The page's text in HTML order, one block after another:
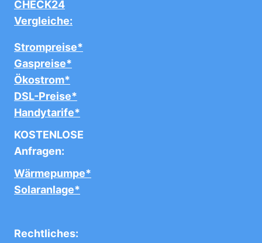
CHECK24
Vergleiche:
Strompreise*
Gaspreise*
Ökostrom*
DSL-Preise*
Handytarife*
KOSTENLOSE
Anfragen:
Wärmepumpe*
Solaranlage*
Rechtliches: